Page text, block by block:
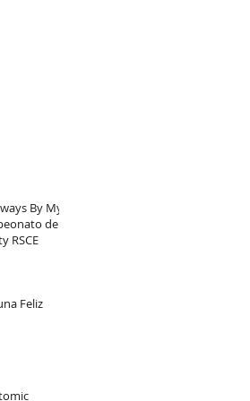
By My
de
RSCE
Feliz